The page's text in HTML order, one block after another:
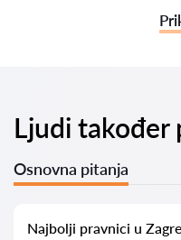
Ljudi također
Osnovna pitanja
Najbolji pravnici u